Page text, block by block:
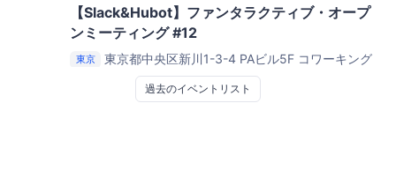
【Slack&Hubot】ファンタラクティブ・オープ
ンミーティング #12
東京 東京都中央区新川1-3-4 PAビル5F コワーキング
スペース茅場町 Co-Edo（コエド）
過去のイベントリスト